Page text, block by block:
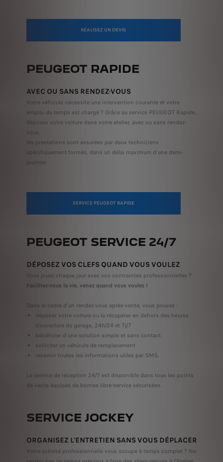
RÉALISEZ UN DEVIS
PEUGEOT RAPIDE
AVEC OU SANS RENDEZ-VOUS
Votre véhicule nécessite une intervention courante et votre
emploi du temps est chargé ? Grâce au service PEUGEOT Rapide,
déposez votre voiture dans votre atelier, avec ou sans rendez-
vous.
les prestations sont assurées par deux techniciens
spécifiquement formés, dans un délai maximum d’une demi-
journée
SERVICE PEUGEOT RAPIDE
PEUGEOT SERVICE 24/7
DÉPOSEZ VOS CLEFS QUAND VOUS VOULEZ
Vous jouez chaque jour avec vos contraintes professionnelles ?
Facilitez-vous la vie, venez quand vous voulez !
Dans le cadre d'un rendez-vous après-vente, vous pouvez :
déposer votre voiture ou la récupérer en dehors des heures
d'ouverture du garage, 24h/24 et 7j/7
bénéficier d’une solution simple et sans contact.
solliciter un véhicule de remplacement
recevoir toutes les informations utiles par SMS.
Le service de réception 24/7 est disponible dans tous les points
de vente équipés de bornes libre-service sécurisées.
SERVICE JOCKEY
ORGANISEZ L’ENTRETIEN SANS VOUS DÉPLACER
Votre activité professionnelle vous occupe à temps complet ? Ne